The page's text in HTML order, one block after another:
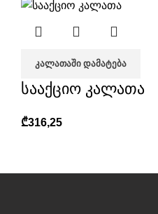
ᲙᲐᲚᲐᲗᲐᲨᲘ ᲓᲐᲛᲐᲢᲔᲑᲐ
სააქციო კალათა
₾316,25